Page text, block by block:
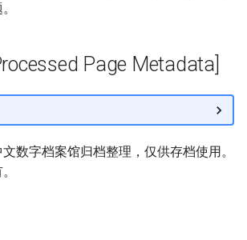
Page Metadata]
数字档案馆归档整理，仅供存档使用。